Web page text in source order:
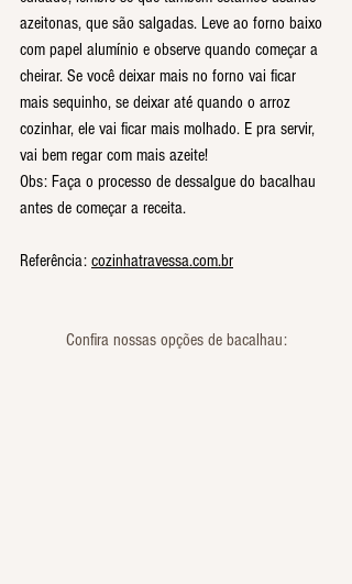
azeitonas, que são salgadas. Leve ao forno baixo
com papel alumínio e observe quando começar a
cheirar. Se você deixar mais no forno vai ficar
mais sequinho, se deixar até quando o arroz
cozinhar, ele vai ficar mais molhado. E pra servir,
vai bem regar com mais azeite!
Obs: Faça o processo de dessalgue do bacalhau
antes de começar a receita.
Referência: cozinhatravessa.com.br
Confira nossas opções de bacalhau: